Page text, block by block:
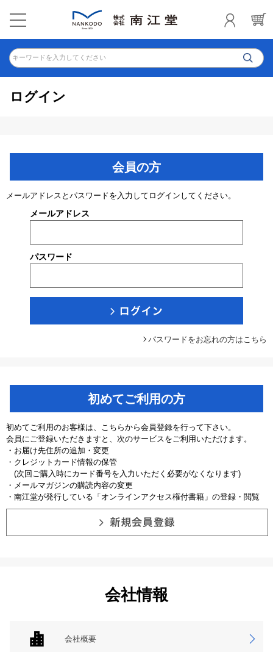
キーワードを入力してください
ログイン
会員の方
メールアドレスとパスワードを入力してログインしてください。
メールアドレス
パスワード
パスワードをお忘れの方はこちら
初めてご利用の方
初めてご利用のお客様は、こちらから会員登録を行って下さい。
会員にご登録いただきますと、次のサービスをご利用いただけます。
・お届け先住所の追加・変更
・クレジットカード情報の保管
(次回ご購入時にカード番号を入力いただく必要がなくなります)
・メールマガジンの購読内容の変更
・南江堂が発行している「オンラインアクセス権付書籍」の登録・閲覧
会社情報
会社概要